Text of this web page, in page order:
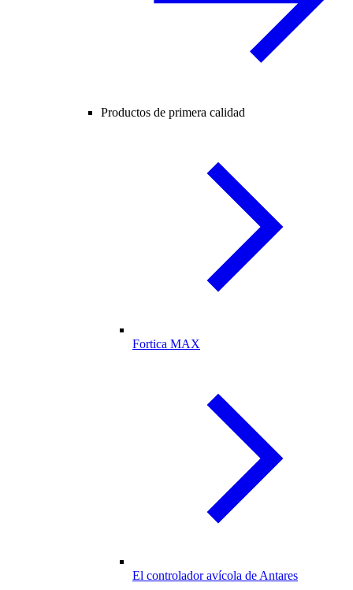
Productos de primera calidad
Fortica MAX
El controlador avícola de Antares